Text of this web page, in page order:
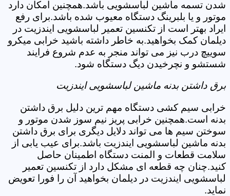
شدن تسمه ماشین لباسشویی باشد.همچنین امکان دارد
موتور و یا بلبرینگ دستگاه معیوب شده باشد.برای رفع
ایراد بهتر است از تکنسین تعمیر لباسشویی ایندزیت در
دیلمان کمک بخواهید.به خاطر داشته باشید خرابی میکرو
سوییچ درب نیز می تواند منجر به عدم شروع فرایند
شستشو و نچرخیدن دیگ دستگاه شود.
برق داشتن بدنه ماشین لباسشویی ایندزیت
خرابی سیم کشی دستگاه مهم ترین دلیل برق داشتن
بدنه است.همچنین خرابی پریز نیم سوز شدن موتور و
سوختن سیم ها می تواند دلایل دیگری برای برق داشتن
بدنه ماشین لباسشویی ایندزیت باشد.برای عیب یابی از
سلامت قطعات و المنت دستگاه اطمینان حاصل
کنید.چنان چه قطعه ای مشکل دارد از تکنسین تعمیر
لباسشویی ایندزیت در دیلمان بخواهید آن را فورا تعویض
نماید.